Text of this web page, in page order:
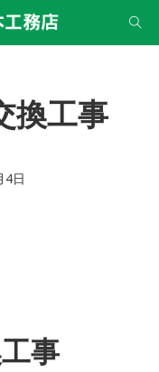
換工事
4日
事